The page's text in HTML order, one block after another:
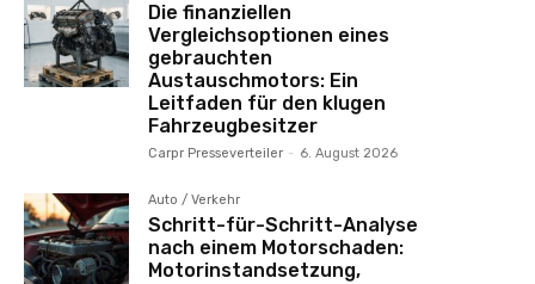
Die finanziellen
Vergleichsoptionen eines
gebrauchten
Austauschmotors: Ein
Leitfaden für den klugen
Fahrzeugbesitzer
Carpr Presseverteiler - 6. August 2026
Auto / Verkehr
Schritt-für-Schritt-Analyse
nach einem Motorschaden:
Motorinstandsetzung,